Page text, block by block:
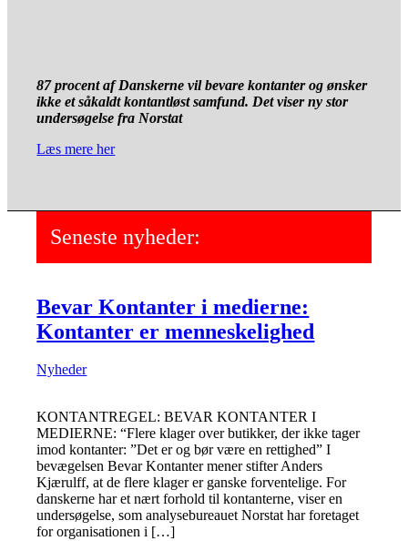
87 procent af Danskerne vil bevare kontanter og ønsker
ikke et såkaldt kontantløst samfund. Det viser ny stor
undersøgelse fra Norstat
Læs mere her
Seneste nyheder:
Bevar Kontanter i medierne:
Kontanter er menneskelighed
Nyheder
KONTANTREGEL: BEVAR KONTANTER I
MEDIERNE: “Flere klager over butikker, der ikke tager
imod kontanter: ”Det er og bør være en rettighed” I
bevægelsen Bevar Kontanter mener stifter Anders
Kjærulff, at de flere klager er ganske forventelige. For
danskerne har et nært forhold til kontanterne, viser en
undersøgelse, som analysebureauet Norstat har foretaget
for organisationen i […]